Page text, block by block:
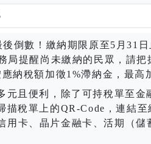
倒數！繳納期限原至5 月31
局提醒尚未繳納的民眾，請把
應納稅額加徵1%滯納金，最高
且便利，除了可持稅單至金
描稅單上的QR-Code ，連結
用卡、晶片金融卡、活期（儲